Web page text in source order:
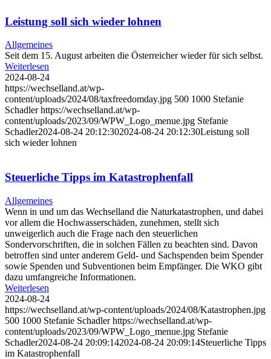
Leistung soll sich wieder lohnen
Allgemeines
Seit dem 15. August arbeiten die Österreicher wieder für sich selbst.
Weiterlesen
2024-08-24
https://wechselland.at/wp-
content/uploads/2024/08/taxfreedomday.jpg 500 1000 Stefanie
Schadler https://wechselland.at/wp-
content/uploads/2023/09/WPW_Logo_menue.jpg Stefanie
Schadler2024-08-24 20:12:302024-08-24 20:12:30Leistung soll
sich wieder lohnen
Steuerliche Tipps im Katastrophenfall
Allgemeines
Wenn in und um das Wechselland die Naturkatastrophen, und dabei
vor allem die Hochwasserschäden, zunehmen, stellt sich
unweigerlich auch die Frage nach den steuerlichen
Sondervorschriften, die in solchen Fällen zu beachten sind. Davon
betroffen sind unter anderem Geld- und Sachspenden beim Spender
sowie Spenden und Subventionen beim Empfänger. Die WKO gibt
dazu umfangreiche Informationen.
Weiterlesen
2024-08-24
https://wechselland.at/wp-content/uploads/2024/08/Katastrophen.jpg
500 1000 Stefanie Schadler https://wechselland.at/wp-
content/uploads/2023/09/WPW_Logo_menue.jpg Stefanie
Schadler2024-08-24 20:09:142024-08-24 20:09:14Steuerliche Tipps
im Katastrophenfall